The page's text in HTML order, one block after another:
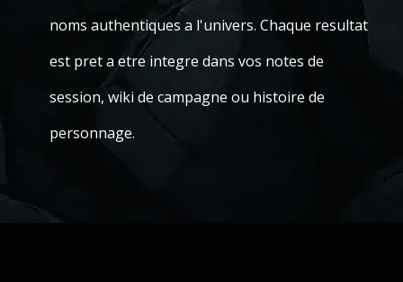
noms authentiques a l'univers. Chaque resultat
est pret a etre integre dans vos notes de
session, wiki de campagne ou histoire de
personnage.